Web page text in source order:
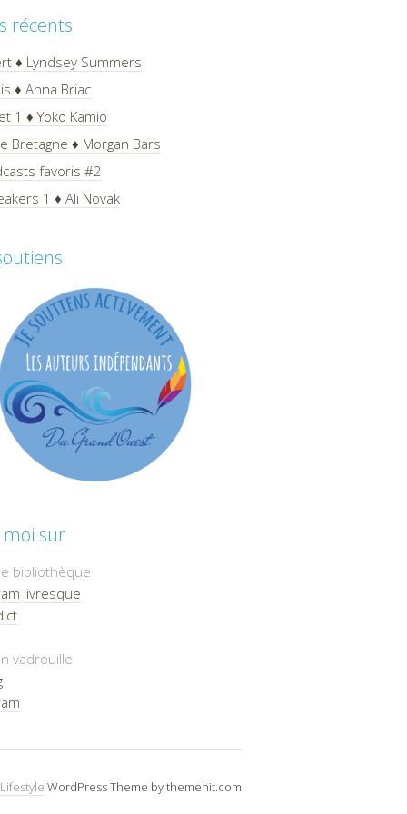
récents
♦ Lyndsey Summers
♦ Anna Briac
1 ♦ Yoko Kamio
Bretagne ♦ Morgan Bars
favoris #2
1 ♦ Ali Novak
moi sur
bibliothèque
livresque
vadrouille
Lifestyle WordPress Theme by themehit.com